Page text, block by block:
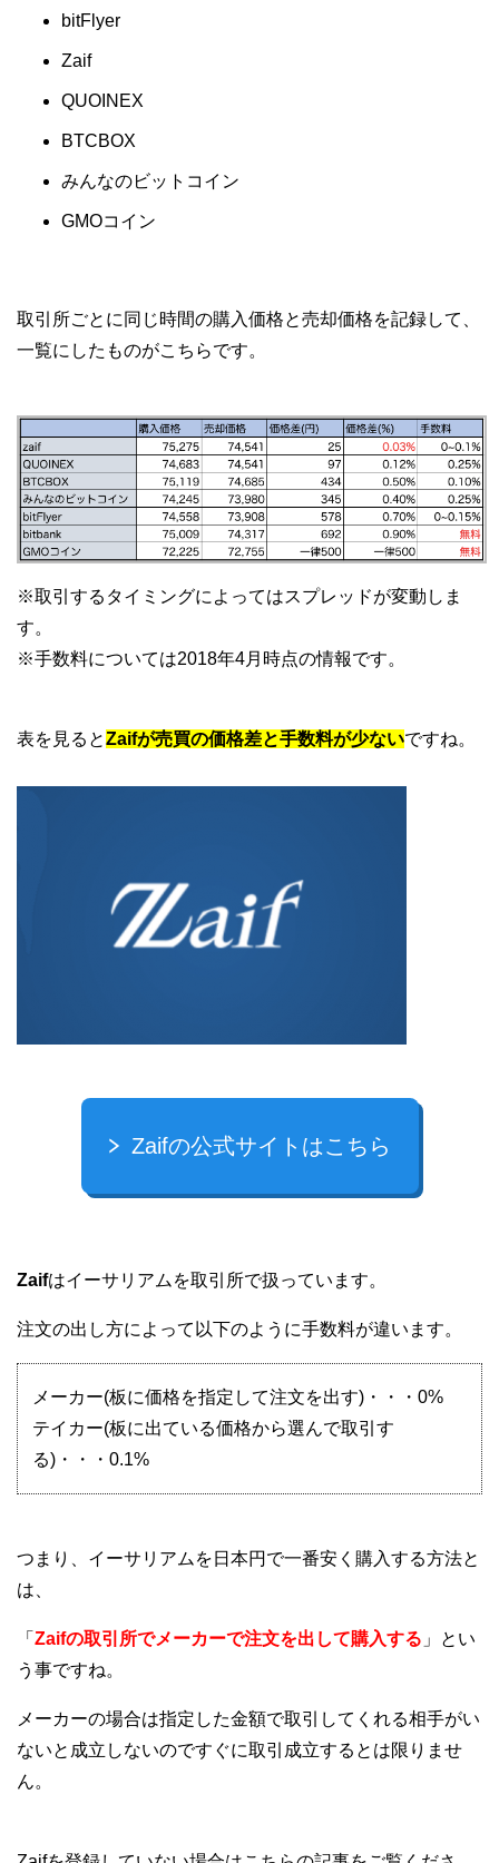
bitFlyer
Zaif
QUOINEX
BTCBOX
みんなのビットコイン
GMOコイン
取引所ごとに同じ時間の購入価格と売却価格を記録して、
一覧にしたものがこちらです。
※取引するタイミングによってはスプレッドが変動しま
す。
※手数料については2018年4月時点の情報です。
表を見るとZaifが売買の価格差と手数料が少ないですね。
Zaifの公式サイトはこちら
Zaifはイーサリアムを取引所で扱っています。
注文の出し方によって以下のように手数料が違います。
メーカー(板に価格を指定して注文を出す)・・・0%
テイカー(板に出ている価格から選んで取引す
る)・・・0.1%
つまり、イーサリアムを日本円で一番安く購入する方法と
は、
「 Zaifの取引所でメーカーで注文を出して購入する 」とい
う事ですね。
メーカーの場合は指定した金額で取引してくれる相手がい
ないと成立しないのですぐに取引成立するとは限りませ
ん。